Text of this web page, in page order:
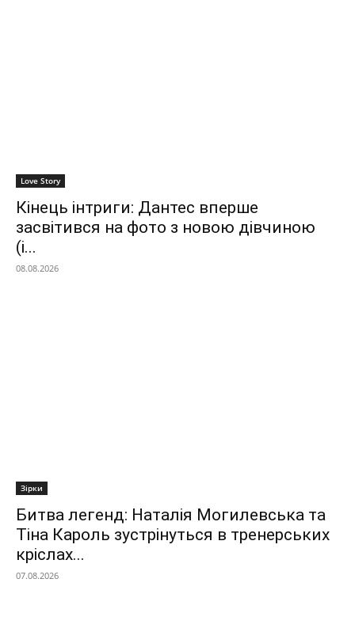
Love Story
Кінець інтриги: Дантес вперше
засвітився на фото з новою дівчиною
(і...
08.08.2026
Зірки
Битва легенд: Наталія Могилевська та
Тіна Кароль зустрінуться в тренерських
кріслах...
07.08.2026